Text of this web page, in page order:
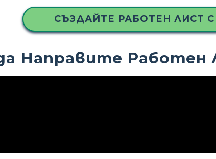
СЪЗДАЙТЕ РАБОТЕН ЛИСТ
Направите Работен